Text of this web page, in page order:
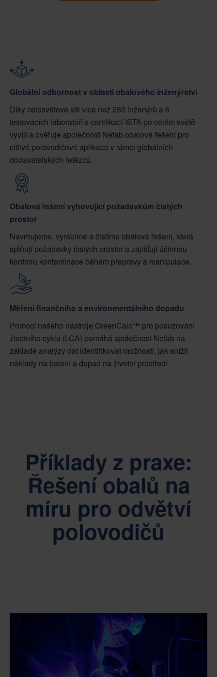
Globální odbornost v oblasti obalového inženýrství
Díky celosvětové síti více než 250 inženýrů a 6
testovacích laboratoří s certifikací ISTA po celém světě
vyvíjí a ověřuje společnost Nefab obalová řešení pro
citlivé polovodičové aplikace v rámci globálních
dodavatelských řetězců.
Obalová řešení vyhovující požadavkům čistých
prostor
Navrhujeme, vyrábíme a čistíme obalová řešení, která
splňují požadavky čistých prostor a zajišťují účinnou
kontrolu kontaminace během přepravy a manipulace.
Měření finančního a environmentálního dopadu
Pomocí našeho nástroje GreenCalc™ pro posuzování
životního cyklu (LCA) pomáhá společnost Nefab na
základě analýzy dat identifikovat možnosti, jak snížit
náklady na balení a dopad na životní prostředí.
Příklady z praxe:
Řešení obalů na
míru pro odvětví
polovodičů